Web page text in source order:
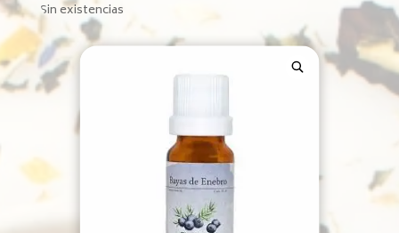
Sin existencias